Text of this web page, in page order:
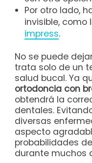
Por otro lado,
invisible, como
impress.
No se puede
trata solo de un
salud bucal. Ya
ortodoncia con
obtendrá la
dentales.
diversas
aspecto
probabilidades
durante muchos